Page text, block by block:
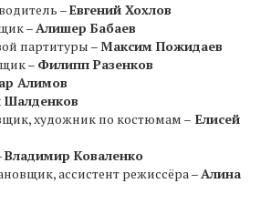
–Евгений Хохлов
–Алишер Бабаев
партитуры –Максим Пожидаев
– Филипп Разенков
Алимов
Шалденков
художник по костюмам – Елисей
Владимир Коваленко
ассистент режиссёра –Алина